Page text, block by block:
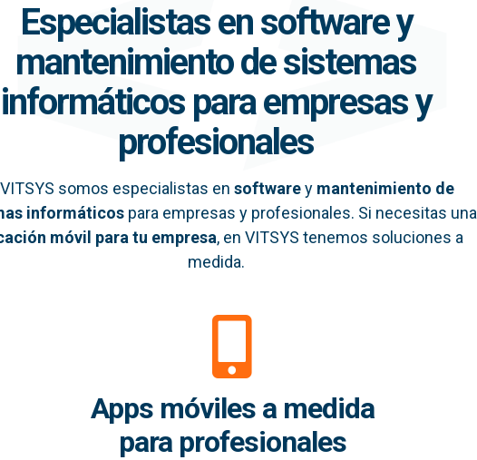
Especialistas en software y
mantenimiento de sistemas
informáticos para empresas y
profesionales
somos especialistas en softwarey mantenimiento de
informáticos para empresas y profesionales. Si necesitas una
móvil para tu empresa, en VITSYS tenemos soluciones a
medida.
Apps móviles a medida
para profesionales